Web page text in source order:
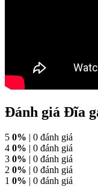
Đánh giá Đĩa
5 0% | 0 đánh giá
4 0% | 0 đánh giá
3 0% | 0 đánh giá
2 0% | 0 đánh giá
1 0% | 0 đánh giá